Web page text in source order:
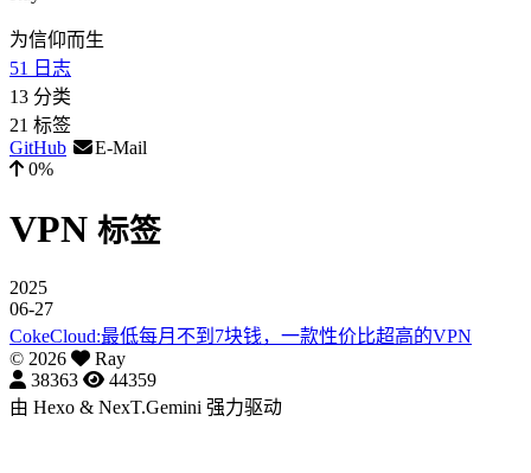
为信仰而生
51
日志
13 分类
21 标签
GitHub
E-Mail
0%
VPN 标签
2025
06-27
CokeCloud:最低每月不到7块钱，一款性价比超高的VPN
© 2026
Ray
38363
44359
由 Hexo & NexT.Gemini 强力驱动